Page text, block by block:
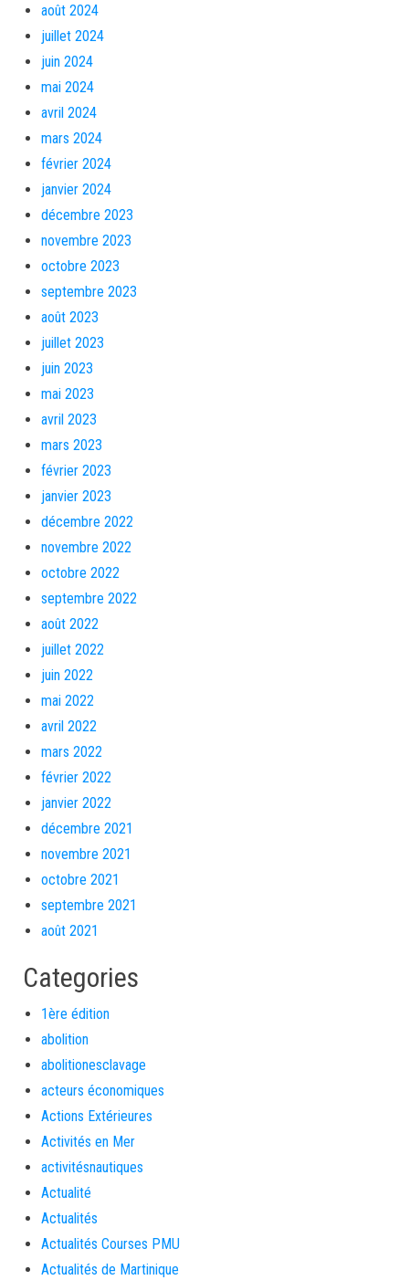
août 2024
juillet 2024
juin 2024
mai 2024
avril 2024
mars 2024
février 2024
janvier 2024
décembre 2023
novembre 2023
octobre 2023
septembre 2023
août 2023
juillet 2023
juin 2023
mai 2023
avril 2023
mars 2023
février 2023
janvier 2023
décembre 2022
novembre 2022
octobre 2022
septembre 2022
août 2022
juillet 2022
juin 2022
mai 2022
avril 2022
mars 2022
février 2022
janvier 2022
décembre 2021
novembre 2021
octobre 2021
septembre 2021
août 2021
Categories
1ère édition
abolition
abolitionesclavage
acteurs économiques
Actions Extérieures
Activités en Mer
activitésnautiques
Actualité
Actualités
Actualités Courses PMU
Actualités de Martinique